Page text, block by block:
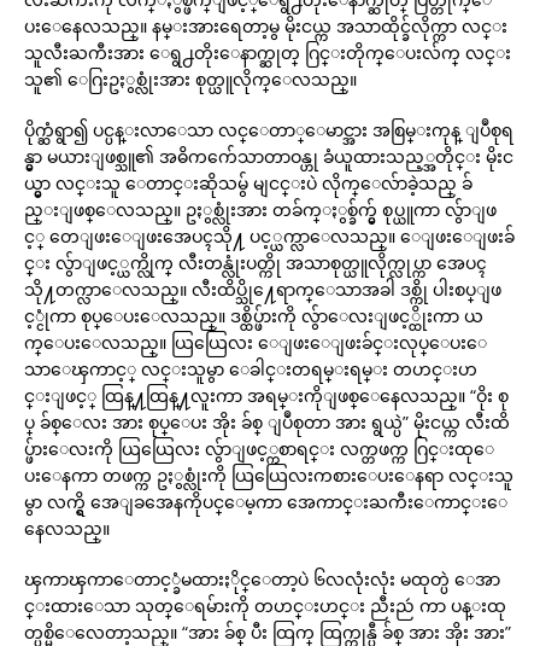
ပးေနေလသည္။ နမ္းအားရေတာ့မွ မိုးငယ္က အသာထိုင္ခ်လိုက္ကာ လင္း
သူလီးႀကီးအား ေရွ႕တိုးေနာက္ဆုတ္ ဂြင္းတိုက္ေပးလ်က္ လင္း
သူ၏ ေဂြးဥႏွစ္လုံးအား စုတ္ယူလိုက္ေလသည္။
ပိုက္ဆံရွာ၍ ပင္ပန္းလာေသာ လင္ေတာ္ေမာင္အား အစြမ္းကုန္ ျပဳစုရ
န္မွာ မယားျဖစ္သူ၏ အဓိကက်ေသာတာဝန္ဟု ခံယူထားသည့္အတိုင္း မိုးင
ယ္မွာ လင္းသူ ေတာင္းဆိုသမွ် မျငင္းပဲ လိုက္ေလ်ာခဲ့သည္ ခ်
ည္းျဖစ္ေလသည္။ ဥႏွစ္လုံးအား တခ်က္ႏွစ္ခ်က္မွ် စုပ္ယူကာ လွ်ာျဖ
င့္ တေျဖးေျဖးအေပၚသို႔ ပင့္ယက္လာေလသည္။ ေျဖးေျဖးခ်
င္း လွ်ာျဖင့္ယက္လိုက္ လီးတန္လုံးပတ္ကို အသာစုတ္ယူလိုက္လုပ္ကာ အေပၚ
သို႔တက္လာေလသည္။ လီးထိပ္သို႔ေရာက္ေသာအခါ ဒစ္ကို ပါးစပ္ျဖ
င့္ငုံကာ စုပ္ေပးေလသည္။ ဒစ္ထိပ္ဖ်ားကို လွ်ာေလးျဖင့္ထိုးကာ ယ
က္ေပးေလသည္။ ယြယြေလး ေျဖးေျဖးခ်င္းလုပ္ေပးေ
သာေၾကာင့္ လင္းသူမွာ ေခါင္းတရမ္းရမ္း တဟင္းဟ
င္းျဖင့္ ထြန္႔ထြန္႔လူးကာ အရမ္းကိုျဖစ္ေနေလသည္။ “ဝိုး စု
ပ္ ခ်စ္ေလး အား စုပ္ေပး အိုး ခ်စ္ ျပဳစုတာ အား ရွယ္ပဲ” မိုးငယ္က လီးထိ
ပ္ဖ်ားေလးကို ယြယြေလး လွ်ာျဖင့္ကစာရင္း လက္တဖက္က ဂြင္းထုေ
ပးေနကာ တဖက္က ဥႏွစ္လုံးကို ယြယြေလးကစားေပးေနရာ လင္းသူ
မွာ လက္ရွိ အေျခအေနကိုပင္ေမ့ကာ အေကာင္းႀကီးေကာင္းေ
နေလသည္။
ၾကာၾကာေတာင့္ခံမထားႏိုင္ေတာ့ပဲ ၆လလုံးလုံး မထုတ္ပဲ ေအာ
င္းထားေသာ သုတ္ေရမ်ားကို တဟင္းဟင္း ညီးညဴ ကာ ပန္းထု
တ္ပစ္မိေလေတာ့သည္။ “အား ခ်စ္ ပီး ထြက္ ထြက္ကုန္ပီ ခ်စ္ အား အိုး အား”